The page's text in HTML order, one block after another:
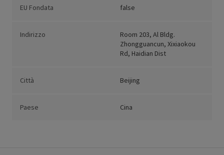
EU Fondata false
Indirizzo
Room 203, Al Bldg.
Zhongguancun, Xixiaokou
Rd, Haidian Dist
Città Beijing
Paese Cina